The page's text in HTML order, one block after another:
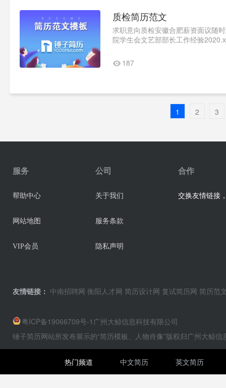
质检简历范文
求职意向质检安徽合肥薪资面议随
院学生会文艺部部长工作经验
187
1 2 3
服务
帮助中心
网站地图
VIP会员
公司
关于我们
服务条款
隐私声明
合作
交换友情链接
友情链接： 中南招聘网 衡阳人才网 简历设计网 复试简历网 简历范
粤ICP备19066709号-1 广州大鲸信息科技有限公司
锤子简历网站所发布展示的“简历模板、人物肖像”版权归广州大鲸
热门频道 中文简历 英文简历